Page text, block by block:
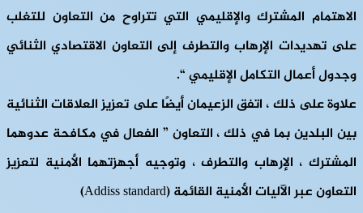
الاهتمام المشترك والإقليمي التي تتراوح من التعاون للتغلب
على تهديدات الإرهاب والتطرف إلى التعاون الاقتصادي الثنائي
وجدول أعمال التكامل الإقليمي “.
علاوة على ذلك ، اتفق الزعيمان أيضًا على تعزيز العلاقات الثنائية
بين البلدين بما في ذلك ، التعاون ” الفعال في مكافحة عدوهما
المشترك ، الإرهاب والتطرف ، وتوجيه أجهزتهما الأمنية لتعزيز
التعاون عبر الآليات الأمنية القائمة (Addiss standard)